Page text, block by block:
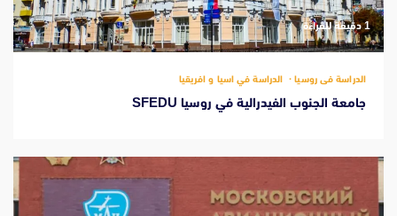
‫1 دقيقة للقراءة
الدراسة فى روسيا الدراسة في اسيا و افريقيا
جامعة الجنوب الفيدرالية في روسيا SFEDU